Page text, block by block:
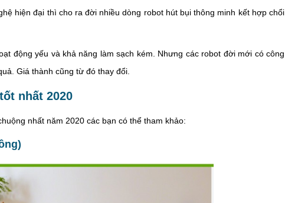
hiện đại thì cho ra đời nhiều dòng robot hút bụi thông minh kết hợp chổi
động yếu và khả năng làm sạch kém. Nhưng các robot đời mới có công
Giá thành cũng từ đó thay đổi.
nhất 2020
nhất năm 2020 các bạn có thể tham khảo: